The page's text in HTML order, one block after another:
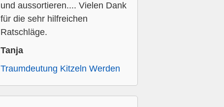
und aussortieren.... Vielen Dank
für die sehr hilfreichen
Ratschläge.
Tanja
Traumdeutung Kitzeln Werden